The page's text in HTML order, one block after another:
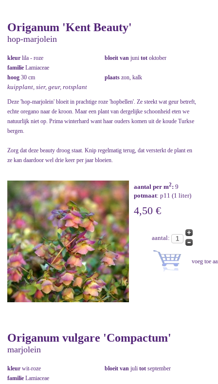
Origanum 'Kent Beauty'
hop-marjolein
kleur lila - roze bloeit van juni tot oktober
familie Lamiaceae
hoog 30 cm plaats zon, kalk
kuipplant, sier, geur, rotsplant
Deze 'hop-marjolein' bloeit in prachtige roze 'hopbellen'. Ze steekt wat geur betreft,
echte oregano naar de kroon. Maar een plant van dergelijke schoonheid eten we
natuurlijk niet op. Prima winterhard want haar ouders komen uit de koude Turkse
bergen.
Zorg dat deze beauty droog staat. Knip regelmatig terug, dat versterkt de plant en
ze kan daardoor wel drie keer per jaar bloeien.
aantal per m2: 9
potmaat: p11 (1 liter)
4,50 €
aantal:
Origanum vulgare 'Compactum'
marjolein
kleur wit-roze bloeit van juli tot september
familie Lamiaceae